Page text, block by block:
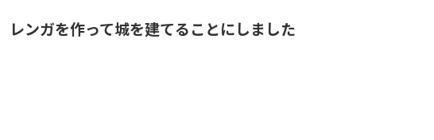
レンガを作って城を建てることにしました